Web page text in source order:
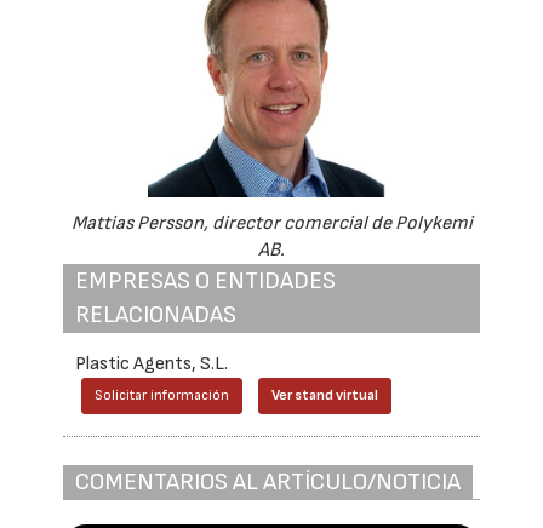
Mattias Persson, director comercial de Polykemi
AB.
EMPRESAS O ENTIDADES
RELACIONADAS
Plastic Agents, S.L.
Solicitar información Ver stand virtual
COMENTARIOS AL ARTÍCULO/NOTICIA